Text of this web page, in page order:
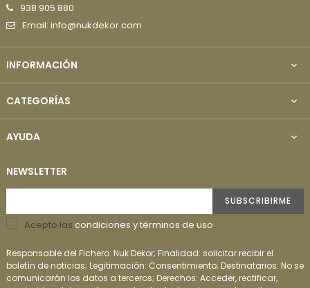
938 905 880
Email: info@nukdekor.com
INFORMACIÓN 
CATEGORÍAS 
AYUDA 
NEWSLETTER
SUBSCRIBIRME
Acepto las condiciones y términos de uso.
Responsable del Fichero: Nuk Dekor; Finalidad: solicitar recibir el
boletín de noticias; Legitimación: Consentimiento; Destinatarios: No se
comunicarán los datos a terceros; Derechos: Acceder, rectificar,